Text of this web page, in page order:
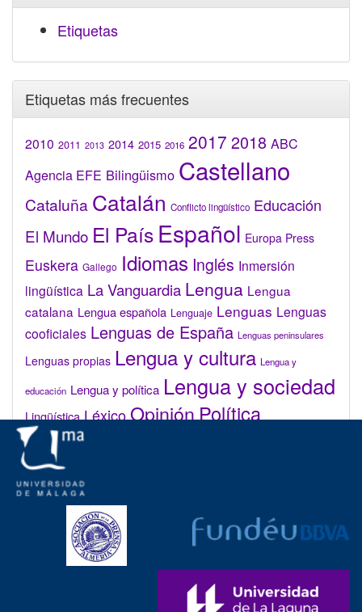
Etiquetas
Etiquetas más frecuentes
2010 2011 2013 2014 2015 2016 2017 2018 ABC
Agencia EFE Bilingüismo Castellano
Cataluña Catalán Conflicto lingüístico Educación
El Mundo El País Español Europa Press
Euskera Gallego Idiomas Inglés Inmersión
lingüística La Vanguardia Lengua Lengua
catalana Lengua española Lenguaje Lenguas Lenguas
cooficiales Lenguas de España Lenguas peninsulares
Lenguas propias Lengua y cultura Lengua y
educación Lengua y política Lengua y sociedad
Lingüística LéxicoOpiniónPolítica
lingüística
Valenciano
Administrar